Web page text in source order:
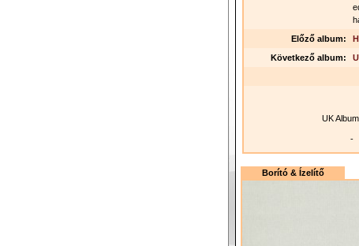
Előző album:
Következő album:
UK
-
Borító & Ízelítő